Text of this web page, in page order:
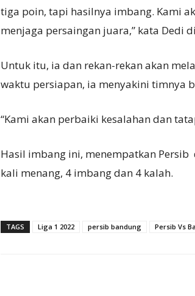
tiga poin, tapi hasilnya imbang. Kami
menjaga persaingan juara,” kata Dedi
Untuk itu, ia dan rekan-rekan akan
waktu persiapan, ia menyakini timnya
“Kami akan perbaiki kesalahan dan
Hasil imbang ini, menempatkan
kali menang, 4 imbang dan 4 kalah.
TAGS Liga 1 2022 persib bandung Persib Vs